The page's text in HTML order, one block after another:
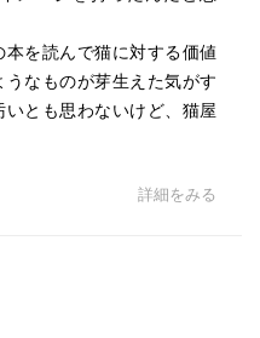
を読んで猫に対する価値
なものが芽生えた気がす
とも思わないけど、猫屋
詳細をみる